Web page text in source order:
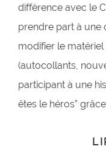
différence avec le
prendre part à une
modifier le
(autocollants,
participant à une
êtes le héros”